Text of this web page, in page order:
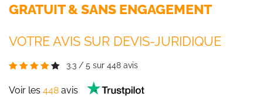
GRATUIT & SANS ENGAGEMENT
VOTRE AVIS SUR DEVIS-JURIDIQUE
3.3 / 5 sur 448 avis
Voir les 448 avis